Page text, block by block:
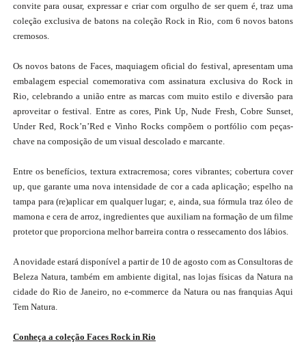
convite para ousar, expressar e criar com orgulho de ser quem é, traz uma
coleção exclusiva de batons na coleção Rock in Rio, com 6 novos batons
cremosos.
Os novos batons de Faces, maquiagem oficial do festival, apresentam uma
embalagem especial comemorativa com assinatura exclusiva do Rock in
Rio, celebrando a união entre as marcas com muito estilo e diversão para
aproveitar o festival. Entre as cores, Pink Up, Nude Fresh, Cobre Sunset,
Under Red, Rock’n’Red e Vinho Rocks compõem o portfólio com peças-
chave na composição de um visual descolado e marcante.
Entre os benefícios, textura extracremosa; cores vibrantes; cobertura cover
up, que garante uma nova intensidade de cor a cada aplicação; espelho na
tampa para (re)aplicar em qualquer lugar; e, ainda, sua fórmula traz óleo de
mamona e cera de arroz, ingredientes que auxiliam na formação de um filme
protetor que proporciona melhor barreira contra o ressecamento dos lábios.
A novidade estará disponível a partir de 10 de agosto com as Consultoras de
Beleza Natura, também em ambiente digital, nas lojas físicas da Natura na
cidade do Rio de Janeiro, no e-commerce da Natura ou nas franquias Aqui
Tem Natura.
Conheça a coleção Faces Rock in Rio